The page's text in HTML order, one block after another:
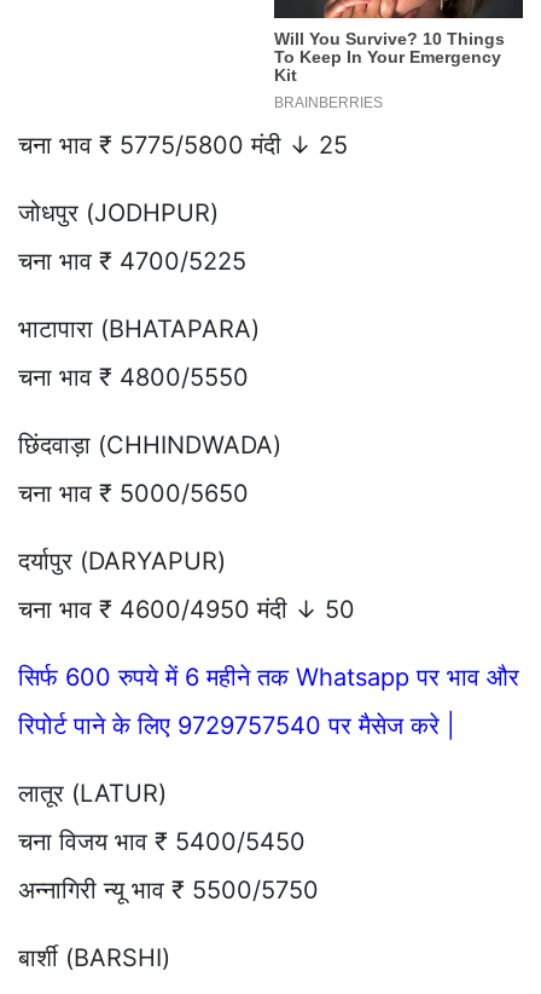
चना भाव ₹ 5775/5800 मंदी ↓ 25
जोधपुर (JODHPUR)
चना भाव ₹ 4700/5225
भाटापारा (BHATAPARA)
चना भाव ₹ 4800/5550
छिंदवाड़ा (CHHINDWADA)
चना भाव ₹ 5000/5650
दर्यापुर (DARYAPUR)
चना भाव ₹ 4600/4950 मंदी ↓ 50
सिर्फ 600 रुपये में 6 महीने तक Whatsapp पर भाव और
रिपोर्ट पाने के लिए 9729757540 पर मैसेज करे |
लातूर (LATUR)
चना विजय भाव ₹ 5400/5450
अन्नागिरी न्यू भाव ₹ 5500/5750
बार्शी (BARSHI)